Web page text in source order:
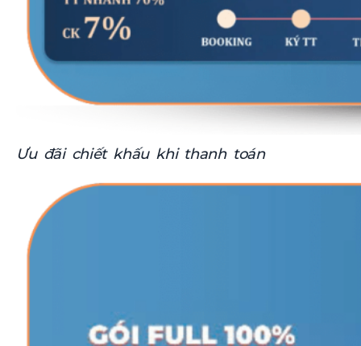
Ưu đãi chiết khấu khi thanh toán